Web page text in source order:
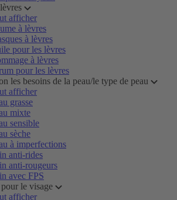
afficher
à lèvres
à lèvres
pour les lèvres
à lèvres
pour les lèvres
les besoins de la peau/le type de peau
afficher
grasse
mixte
sensible
sèche
à imperfections
anti-rides
anti-rougeurs
avec FPS
le visage
afficher